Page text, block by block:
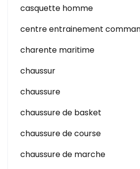
casquette homme
centre entrainement
charente maritime
chaussur
chaussure
chaussure de basket
chaussure de course
chaussure de marche